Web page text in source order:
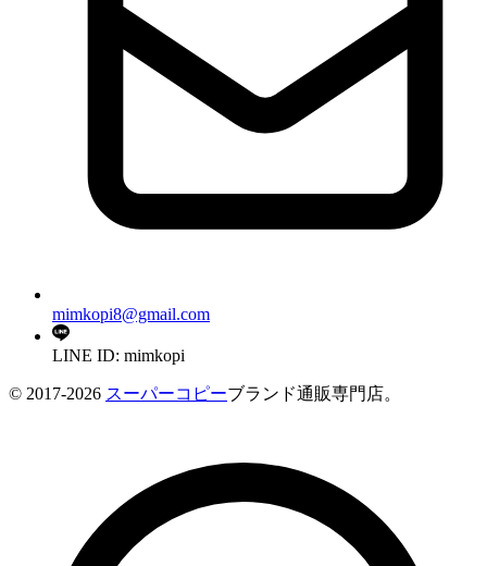
mimkopi8@gmail.com
LINE ID: mimkopi
© 2017-2026 スーパーコピーブランド通販専門店。